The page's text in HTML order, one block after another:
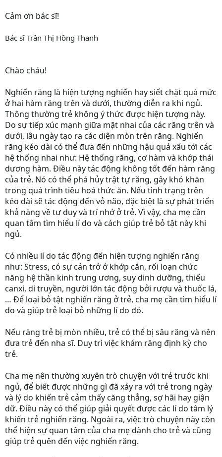
Cảm ơn bác sĩ!
Bác sĩ Trần Thị Hồng Thanh
Chào cháu!
Nghiến răng là hiện tượng nghiến hay siết chặt quá mức
ở hai hàm răng trên và dưới, thường diễn ra khi ngủ.
Thông thường trẻ không ý thức được hiện tượng này.
Do sự tiếp xúc mạnh giữa mặt nhai của các răng trên và
dưới, lâu ngày tạo ra các diện mòn trên răng. Nghiến
răng kéo dài có thể đưa đến những hậu quả xấu tới các
hệ thống nhai như: Hệ thống răng, cơ hàm và khớp thái
dương hàm. Điều này tác động không tốt đến hàm răng
của trẻ. Nó có thể phá hủy trật tự răng, gây khó khăn
trong quá trình tiêu hoá thức ăn. Nếu tình trạng trên
kéo dài sẽ tác động đến vỏ não, đặc biệt là sự phát triển
khả năng về tư duy và trí nhớ ở trẻ. Vì vậy, cha mẹ cần
quan tâm tìm hiểu lí do và cách giúp trẻ bỏ tật này khi
ngủ.
Có nhiều lí do tác động đến hiện tượng nghiến răng
như: Stress, có sự cản trở ở khớp cắn, rối loạn chức
năng hệ thần kinh trung ương, suy dinh dưỡng, thiếu
canxi, di truyền, người lớn tác động bởi rượu và thuốc lá,
… Để loại bỏ tật nghiến răng ở trẻ, cha mẹ cần tìm hiểu lí
do và giúp trẻ loại bỏ những lí do đó.
Nếu răng trẻ bị mòn nhiều, trẻ có thể bị sâu răng và nên
đưa trẻ đến nha sĩ. Duy trì việc khám răng định kỳ cho
trẻ.
Cha mẹ nên thường xuyên trò chuyện với trẻ trước khi
ngủ, để biết được những gì đã xảy ra với trẻ trong ngày
và lý do khiến trẻ cảm thấy căng thẳng, sợ hãi hay giận
dữ. Điều này có thể giúp giải quyết được các lí do tâm lý
khiến trẻ nghiến răng. Ngoài ra, việc trò chuyện này còn
thể hiện sự quan tâm của cha mẹ dành cho trẻ và cũng
giúp trẻ quên đến việc nghiến răng.